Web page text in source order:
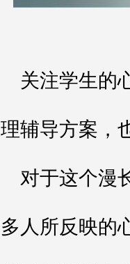
关注学生的
理辅导方案，
对于这个漫
多人所反映的